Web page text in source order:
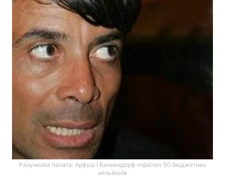
Рахункова палата: Арфуш і Бенкендорф «проїли» 50 бюджетних
мільйонів